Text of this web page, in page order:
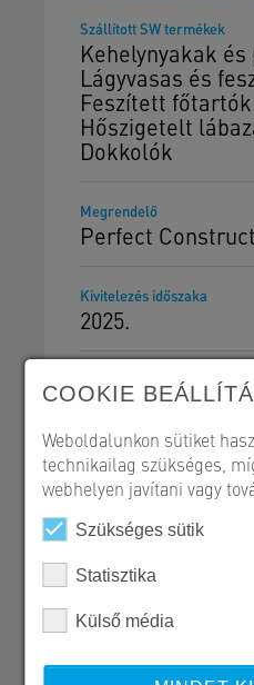
Szállított SW termékek
Kehelynyakak
Lágyvasas és
Feszített
Hőszigetelt
Dokkolók
Megrendelő
Perfect
Kivitelezés időszaka
2025.
Szerkezetépítés
Referencialap -
SW Umwelttechnik
COOKIE
Weboldalunkon sütiket
technikailag szükséges,
webhelyen javítani vagy
Szükséges sütik
Statisztika
Külső média